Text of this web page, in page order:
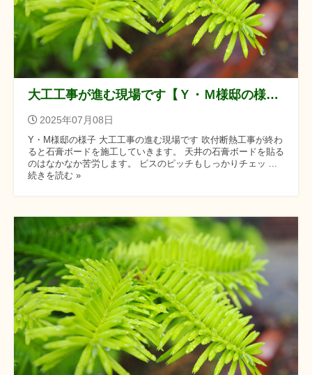
大工工事が進む現場です【Ｙ・Ｍ様邸の様子】
2025年07月08日
Y・M様邸の様子 大工工事の進む現場です 吹付断熱工事が終わ
ると石膏ボードを施工していきます。 天井の石膏ボードを貼る
のはなかなか苦労します。 ビスのピッチもしっかりチェッ ...
続きを読む »